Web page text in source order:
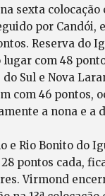
sexta colocação
por Candói,
Reserva do
com 48
Sul e Nova
com 46 pontos,
a nona e a
e Rio Bonito do
pontos cada,
Virmond